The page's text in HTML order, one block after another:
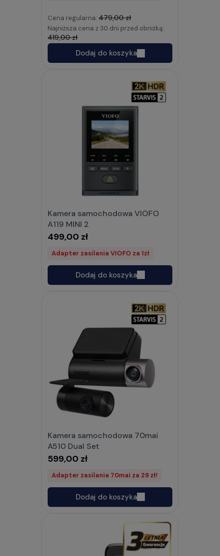
Cena regularna: 479,00 zł
Najniższa cena z 30 dni przed obniżką:
419,00 zł
Dodaj do koszyka
Kamera samochodowa VIOFO
A119 MINI 2
499,00 zł
Adapter zasilania VIOFO za 1zł
Dodaj do koszyka
Kamera samochodowa 70mai
A510 Dual Set
599,00 zł
Adapter zasilania 70mai za 29 zł!
Dodaj do koszyka